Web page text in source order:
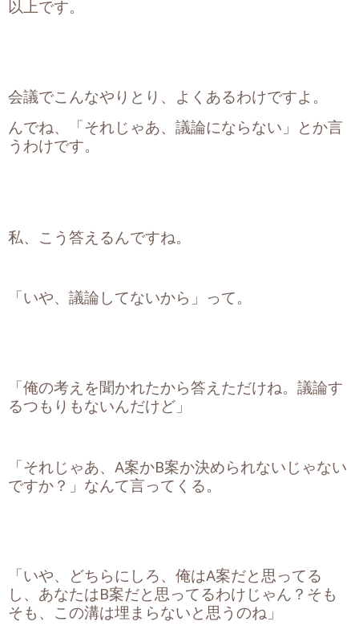
以上です。
会議でこんなやりとり、よくあるわけですよ。
んでね、「それじゃあ、議論にならない」とか言
うわけです。
私、こう答えるんですね。
「いや、議論してないから」って。
「俺の考えを聞かれたから答えただけね。議論す
るつもりもないんだけど」
「それじゃあ、A案かB案か決められないじゃない
ですか？」なんて言ってくる。
「いや、どちらにしろ、俺はA案だと思ってる
し、あなたはB案だと思ってるわけじゃん？そも
そも、この溝は埋まらないと思うのね」